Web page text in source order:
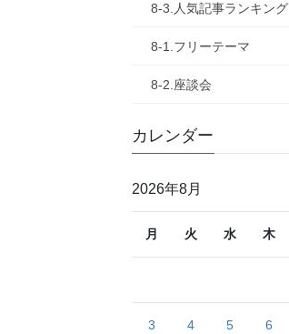
8-3.人気記事ランキング
8-1.フリーテーマ
8-2.座談会
カレンダー
2026年8月
月 火 水 木
3 4 5 6